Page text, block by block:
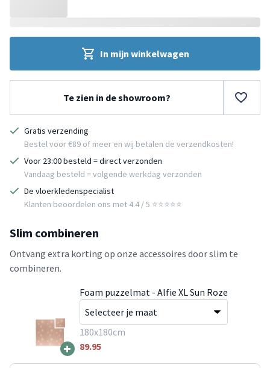
In mijn winkelwagen
Te zien in de showroom?
Gratis verzending
Bestel voor €89 of meer en wij betalen de verzendkosten!
Voor 23:00 besteld = direct verzonden
Vandaag besteld = volgende werkdag verzonden
De vloerkledenspecialist
Klanten beoordelen ons met 4.4 / 5 ⭐⭐⭐⭐⭐
Slim combineren
Ontvang extra korting op onze accessoires door slim te
combineren.
+
Foam puzzelmat - Alfie XL Sun Roze
180x180cm
89.95